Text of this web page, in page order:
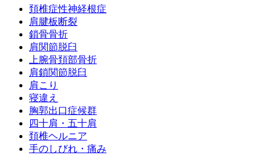
頚椎症性神経根症
肩腱板断裂
鎖骨骨折
肩関節脱臼
上腕骨頚部骨折
肩鎖関節脱臼
肩こり
寝違え
胸郭出口症候群
四十肩・五十肩
頚椎ヘルニア
手のしびれ・痛み